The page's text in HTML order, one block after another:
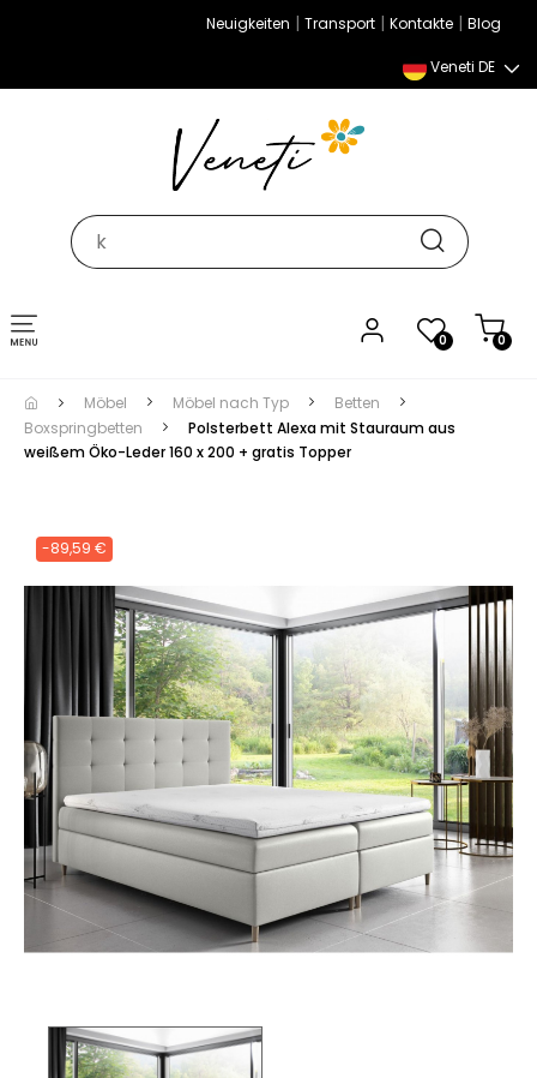
Neuigkeiten | Transport | Kontakte | Blog
Veneti DE
0 0
Umschalten
der
Navigation
Möbel Möbel nach Typ
Betten
Boxspringbetten
Polsterbett Alexa mit Stauraum aus
weißem Öko-Leder 160 x 200 + gratis Topper
-89,59 €